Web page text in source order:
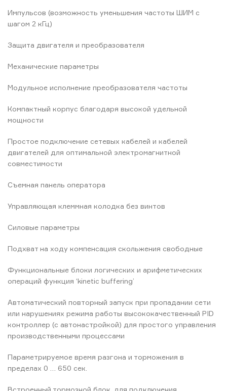
Импульсов (возможность уменьшения частоты ШИМ с
шагом 2 кГц)
Защита двигателя и преобразователя
Механические параметры
Модульное исполнение преобразователя частоты
Компактный корпус благодаря высокой удельной
мощности
Простое подключение сетевых кабелей и кабелей
двигателей для оптимальной электромагнитной
совместимости
Съемная панель оператора
Управляющая клеммная колодка без винтов
Силовые параметры
Подхват на ходу компенсация скольжения свободные
Функциональные блоки логических и арифметических
операций функция ‘kinetic buffering’
Автоматический повторный запуск при пропадании сети
или нарушениях режима работы высококачественный PID
контроллер (с автонастройкой) для простого управления
производственными процессами
Параметрируемое время разгона и торможения в
пределах 0 … 650 сек.
Встроенный тормозной блок, для подключения